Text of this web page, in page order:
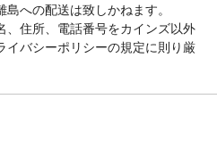
への配送は致しかねます。
、住所、電話番号をカインズ以外
イバシーポリシーの規定に則り厳